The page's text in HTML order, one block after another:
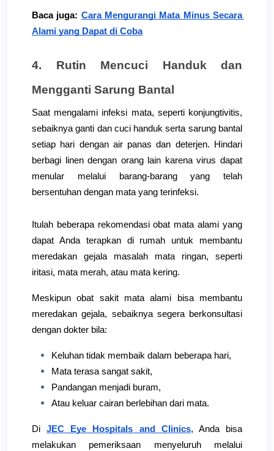
Baca juga: Cara Mengurangi Mata Minus Secara
Alami yang Dapat di Coba
4. Rutin Mencuci Handuk dan
Mengganti Sarung Bantal
Saat mengalami infeksi mata, seperti konjungtivitis,
sebaiknya ganti dan cuci handuk serta sarung bantal
setiap hari dengan air panas dan deterjen. Hindari
berbagi linen dengan orang lain karena virus dapat
menular melalui barang-barang yang telah
bersentuhan dengan mata yang terinfeksi.
Itulah beberapa rekomendasi obat mata alami yang
dapat Anda terapkan di rumah untuk membantu
meredakan gejala masalah mata ringan, seperti
iritasi, mata merah, atau mata kering.
Meskipun obat sakit mata alami bisa membantu
meredakan gejala, sebaiknya segera berkonsultasi
dengan dokter bila:
Keluhan tidak membaik dalam beberapa hari,
Mata terasa sangat sakit,
Pandangan menjadi buram,
Atau keluar cairan berlebihan dari mata.
Di JEC Eye Hospitals and Clinics, Anda bisa
melakukan pemeriksaan menyeluruh melalui